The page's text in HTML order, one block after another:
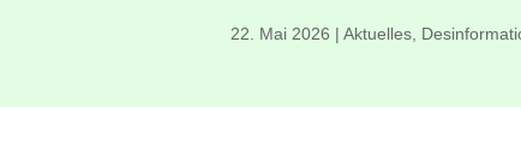
22. Mai 2026 | Aktuelles